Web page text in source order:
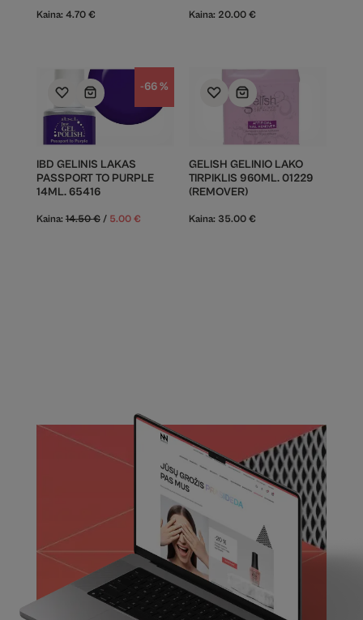
Kaina: 4.70 € Kaina: 20.00 €
-66 %
IBD GELINIS LAKAS
PASSPORT TO PURPLE
14ML. 65416
Kaina: 14.50€ / 5.00 €
GELISH GELINIO LAKO
TIRPIKLIS 960ML. 01229
(REMOVER)
Kaina: 35.00 €